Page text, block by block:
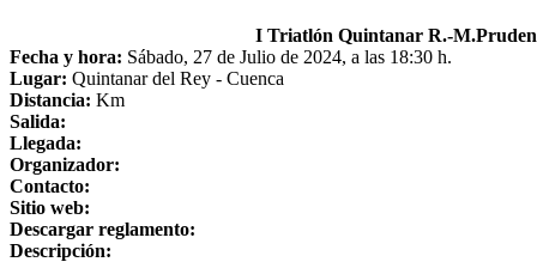
I Triatlón Quintanar R.-
Fecha y hora: Sábado, 27 de Julio de 2024, a las 18:30 h.
Lugar: Quintanar del Rey - Cuenca
Distancia: Km
Salida:
Llegada:
Organizador:
Contacto:
Sitio web:
Descargar reglamento:
Descripción: